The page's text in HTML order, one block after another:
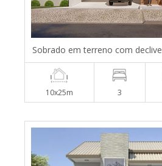
Sobrado em terreno com declive
10x25m 3